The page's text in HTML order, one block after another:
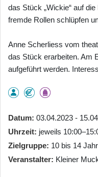
das Stück „Wickie“ auf
fremde Rollen schlüpfen
Anne Scherliess vom
das Stück erarbeiten. Am
aufgeführt werden.
Datum 03.04.2023 -
Uhrzeit jeweils
Zielgruppe 10 bis 14
Veranstalter Kleiner